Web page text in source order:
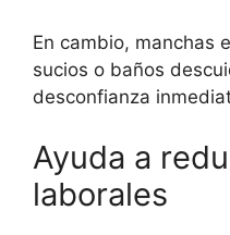
En cambio, manchas
sucios o baños
desconfianza
Ayuda a
laborales